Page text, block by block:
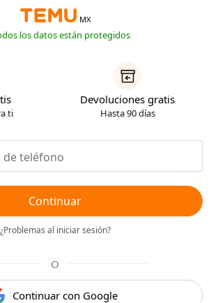
MX
los datos están protegidos
ti
Devoluciones gratis
Hasta 90 días
Continuar
¿Problemas al iniciar sesión?
O
Continuar con Google